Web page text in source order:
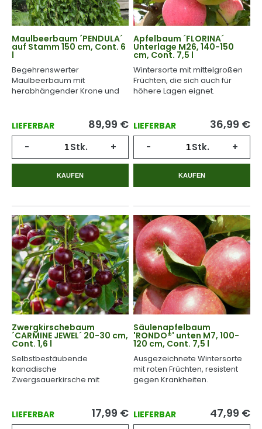
Maulbeerbaum ´PENDULA´
auf Stamm 150 cm, Cont. 6
l
Begehrenswerter
Maulbeerbaum mit
herabhängender Krone und
LIEFERBAR 89,99 €
- Stk. +
KAUFEN
Apfelbaum ´FLORINA´
Unterlage M26, 140-150
cm, Cont. 7,5 l
Wintersorte mit mittelgroßen
Früchten, die sich auch für
höhere Lagen eignet.
LIEFERBAR 36,99 €
- Stk. +
KAUFEN
Zwergkirschebaum
´CARMINE JEWEL´ 20-30 cm,
Cont. 1,6 l
Selbstbestäubende
kanadische
Zwergsauerkirsche mit
LIEFERBAR 17,99 €
Säulenapfelbaum
'RONDO®' unten M7, 100-
120 cm, Cont. 7,5 l
Ausgezeichnete Wintersorte
mit roten Früchten, resistent
gegen Krankheiten.
LIEFERBAR 47,99 €